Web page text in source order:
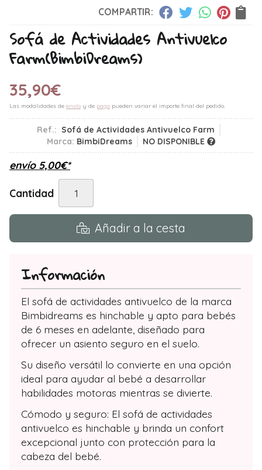
COMPARTIR:
Sofá de Actividades Antivuelco
Farm(BimbiDreams)
35,90€
Las modalidades de envío y de pago pueden variar el importe final del pedido.
Ref.: Sofá de Actividades Antivuelco Farm
Marca: BimbiDreams NO DISPONIBLE
envío 5,00€*
Cantidad
Añadir a la cesta
Información
El sofá de actividades antivuelco de la marca
Bimbidreams es hinchable y apto para bebés
de 6 meses en adelante, diseñado para
ofrecer un asiento seguro en el suelo.
Su diseño versátil lo convierte en una opción
ideal para ayudar al bebé a desarrollar
habilidades motoras mientras se divierte.
Cómodo y seguro: El sofá de actividades
antivuelco es hinchable y brinda un confort
excepcional junto con protección para la
cabeza del bebé.